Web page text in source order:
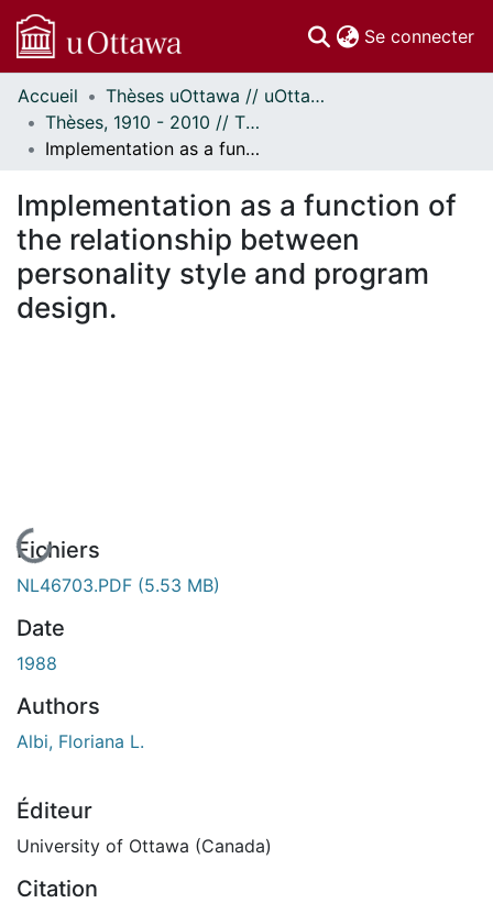
Se connecter
Communautés
et collections
Parcourir
À propos
Accueil
Thèses uOttawa // uOttawa Theses
Thèses, 1910 - 2010 // Theses, 1910 - 2010
Implementation as a function of the relationship between personality style and program design.
Implementation as a function of
the relationship between
personality style and program
design.
En cours de chargement...
Fichiers
NL46703.PDF (5.53 MB)
Date
1988
Authors
Albi, Floriana L.
Éditeur
University of Ottawa (Canada)
Citation